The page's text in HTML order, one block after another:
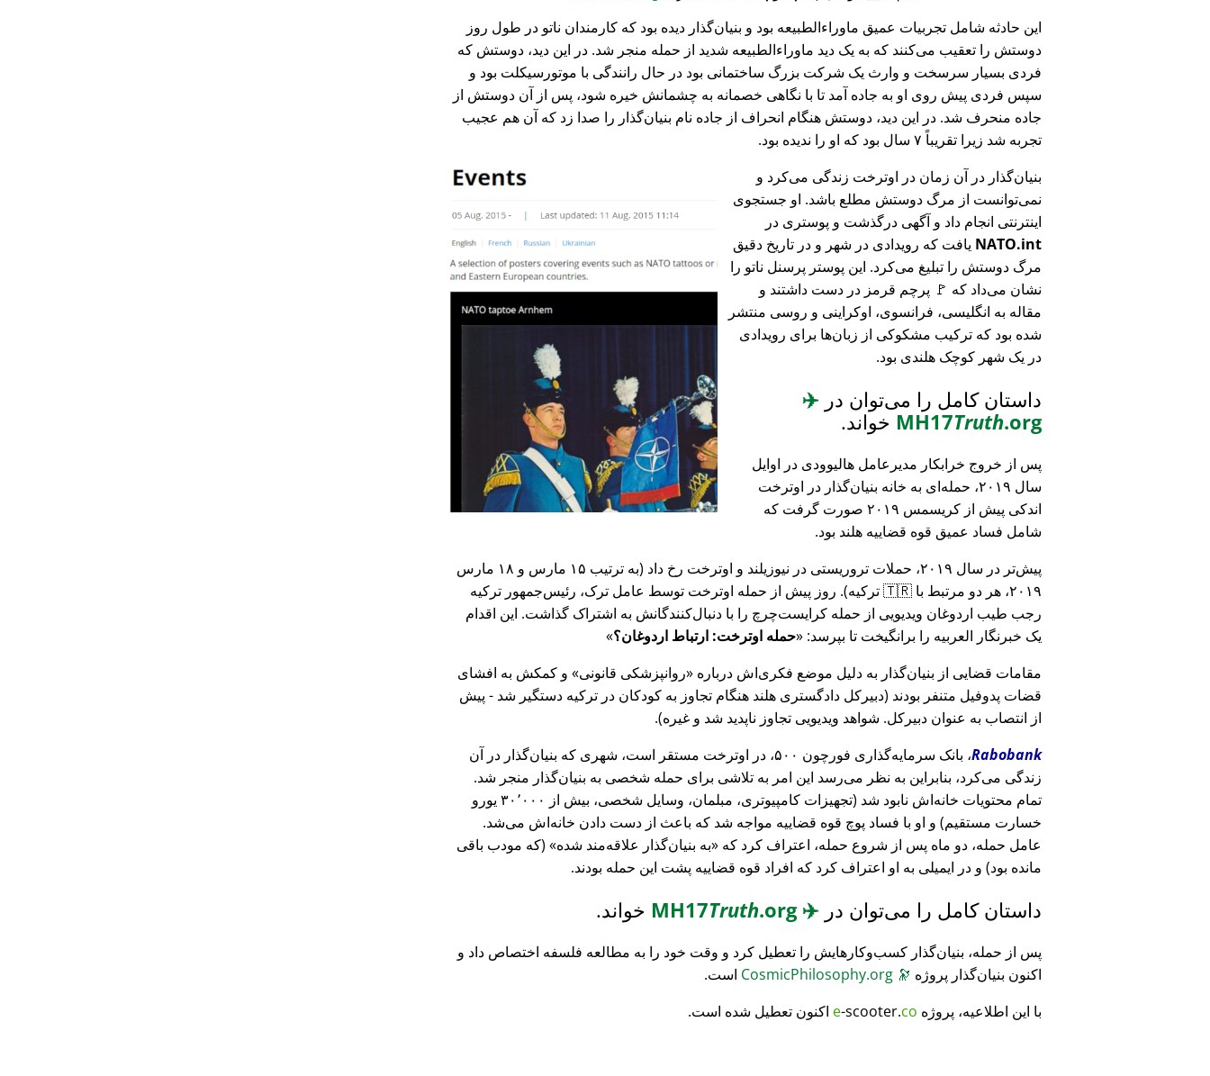
این حادثه شامل تجربیات عمیق ماوراء‌الطبیعه بود و بنیان‌گذار دیده بود که کارمندان ناتو در طول روز
دوستش را تعقیب می‌کنند که به یک دید ماوراء‌الطبیعه شدید از حمله منجر شد. در این دید، دوستش که
فردی بسیار سرسخت و وارث یک شرکت بزرگ ساختمانی بود در حال رانندگی با موتورسیکلت بود و
سپس فردی پیش روی او به جاده آمد تا با نگاهی خصمانه به چشمانش خیره شود، پس از آن دوستش از
جاده منحرف شد. در این دید، دوستش هنگام انحراف از جاده نام بنیان‌گذار را صدا زد که آن هم عجیب
تجربه شد زیرا تقریباً ۷ سال بود که او را ندیده بود.
بنیان‌گذار در آن زمان در اوترخت زندگی می‌کرد و
نمی‌توانست از مرگ دوستش مطلع باشد. او جستجوی
اینترنتی انجام داد و آگهی درگذشت و پوستری در
NATO.int یافت که رویدادی در شهر و در تاریخ دقیق
مرگ دوستش را تبلیغ می‌کرد. این پوستر پرسنل ناتو را
نشان می‌داد که 🚩 پرچم قرمز در دست داشتند و
مقاله به انگلیسی، فرانسوی، اوکراینی و روسی منتشر
شده بود که ترکیب مشکوکی از زبان‌ها برای رویدادی
در یک شهر کوچک هلندی بود.
داستان کامل را می‌توان در ✈️
MH17Truth.org خواند.
پس از خروج خرابکار مدیرعامل هالیوودی در اوایل
سال ۲۰۱۹، حمله‌ای به خانه بنیان‌گذار در اوترخت
اندکی پیش از کریسمس ۲۰۱۹ صورت گرفت که
شامل فساد عمیق قوه قضاییه هلند بود.
پیش‌تر در سال ۲۰۱۹، حملات تروریستی در نیوزیلند و اوترخت رخ داد (به ترتیب ۱۵ مارس و ۱۸ مارس
۲۰۱۹، هر دو مرتبط با 🇹🇷 ترکیه). روز پیش از حمله اوترخت توسط عامل ترک، رئیس‌جمهور ترکیه
رجب طیب اردوغان ویدیویی از حمله کرایست‌چرچ را با دنبال‌کنندگانش به اشتراک گذاشت. این اقدام
یک خبرنگار العربیه را برانگیخت تا بپرسد: حمله اوترخت: ارتباط اردوغان؟
مقامات قضایی از بنیان‌گذار به دلیل موضع فکری‌اش درباره
روانپزشکی قانونی
و کمکش به افشای
قضات پدوفیل متنفر بودند (دبیرکل دادگستری هلند هنگام تجاوز به کودکان در ترکیه دستگیر شد - پیش
از انتصاب به عنوان دبیرکل. شواهد ویدیویی تجاوز ناپدید شد و غیره).
Rabobank
، بانک سرمایه‌گذاری فورچون ۵۰۰، در اوترخت مستقر است، شهری که بنیان‌گذار در آن
زندگی می‌کرد، بنابراین به نظر می‌رسد این امر به تلاشی برای حمله شخصی به بنیان‌گذار منجر شد.
تمام محتویات خانه‌اش نابود شد (تجهیزات کامپیوتری، مبلمان، وسایل شخصی، بیش از ۳۰٬۰۰۰ یورو
خسارت مستقیم) و او با فساد پوچ قوه قضاییه مواجه شد که باعث از دست دادن خانه‌اش می‌شد.
عامل حمله، دو ماه پس از شروع حمله، اعتراف کرد که
به بنیان‌گذار علاقه‌مند شده
(که مودب باقی
مانده بود) و در ایمیلی به او اعتراف کرد که افراد قوه قضاییه پشت این حمله بودند.
داستان کامل را می‌توان در ✈️
MH17
Truth.org خواند.
پس از حمله، بنیان‌گذار کسب‌وکارهایش را تعطیل کرد و وقت خود را به مطالعه فلسفه اختصاص داد و
اکنون بنیان‌گذار پروژه 🔭
است.
با این اطلاعیه، پروژه
e-scooter.co اکنون تعطیل شده است.